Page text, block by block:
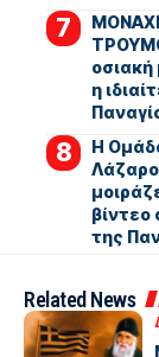
η
Η
της
Related News